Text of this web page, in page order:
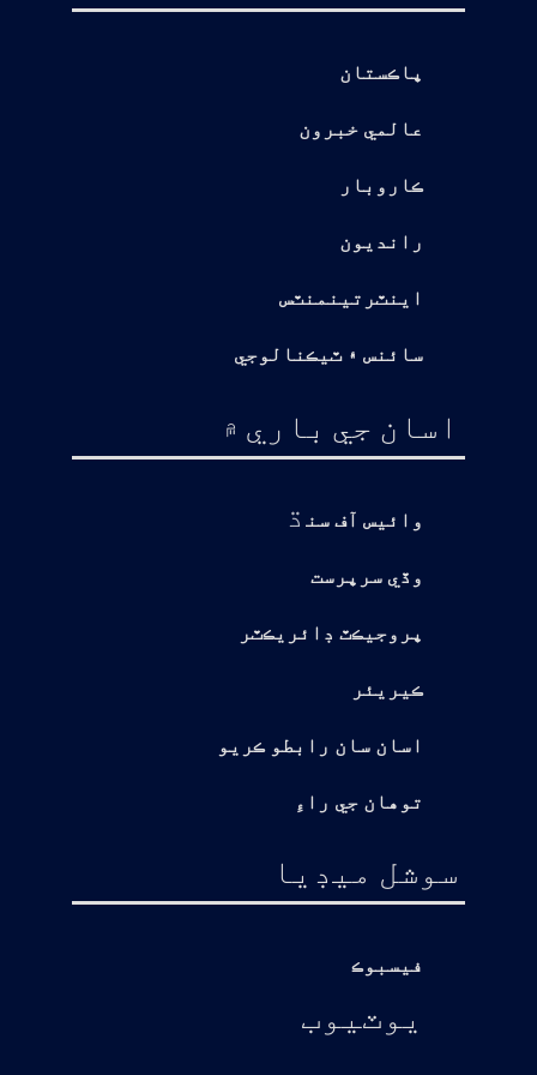
پاڪستان
عالمي خبرون
ڪاروبار
رانديون
اينٽرتينمنٽس
سائنس ۽ ٽيڪنالوجي
اسان جي باري ۾
وائيس آف سن ڌ
وڏي سرپرست
پروجيڪٽ ڊائريڪٽر
ڪيريئر
اسان سان رابطو ڪريو
توهان جي راءِ
سوشل ميڊيا
فيسبوڪ
يوٽيوب